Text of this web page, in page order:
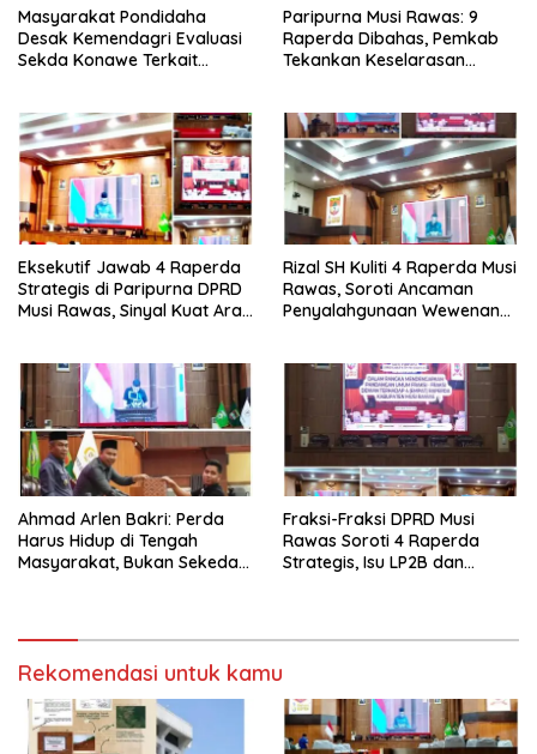
Masyarakat Pondidaha
Desak Kemendagri Evaluasi
Sekda Konawe Terkait
Paripurna Musi Rawas: 9
Raperda Dibahas, Pemkab
Tekankan Keselarasan
Eksekutif Jawab 4 Raperda
Strategis di Paripurna DPRD
Musi Rawas, Sinyal Kuat Arah
Rizal SH Kuliti 4 Raperda Musi
Rawas, Soroti Ancaman
Penyalahgunaan Wewenang
Ahmad Arlen Bakri: Perda
Harus Hidup di Tengah
Masyarakat, Bukan Sekedar
Fraksi-Fraksi DPRD Musi
Rawas Soroti 4 Raperda
Strategis, Isu LP2B dan
Rekomendasi untuk kamu